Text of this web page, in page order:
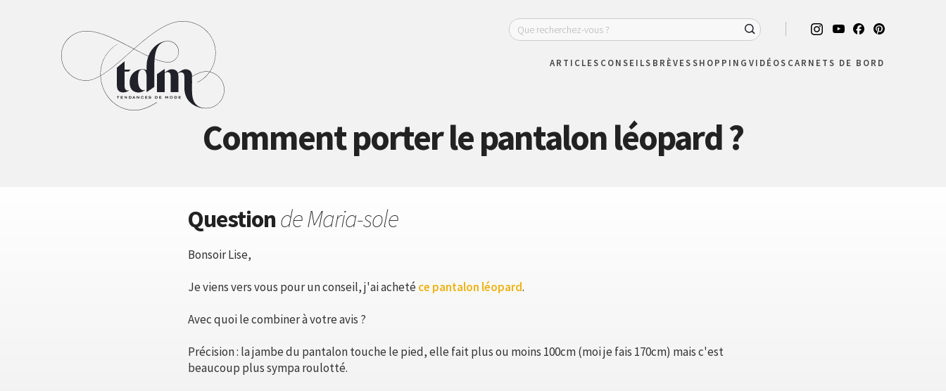
ARTICLES CONSEILS BRÈVESSHOPPING VIDÉOS CARNETS DE BORD
Comment porter le pantalon léopard ?
Questionde Maria-sole
Bonsoir Lise,
Je viens vers vous pour un conseil, j'ai achetéce pantalon léopard.
Avec quoi le combiner à votre avis ?
Précision : la jambe du pantalon touche le pied, elle fait plus ou moins 100cm (moi je fais 170cm) mais c'est
beaucoup plus sympa roulotté.